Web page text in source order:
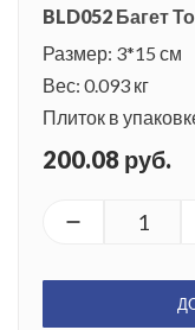
BLD052 Багет
Размер: 3*15 см
Вес: 0.093 кг
Плиток в
200.08 руб.